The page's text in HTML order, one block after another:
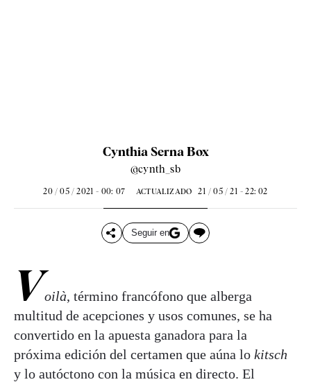
Cynthia Serna Box
@cynth_sb
20 / 05 / 2021 - 00: 07 ACTUALIZADO 21 / 05 / 21 - 22: 02
Seguir en
Voilà, término francófono que alberga
multitud de acepciones y usos comunes, se ha
convertido en la apuesta ganadora para la
próxima edición del certamen que aúna lo kitsch
y lo autóctono con la música en directo. El